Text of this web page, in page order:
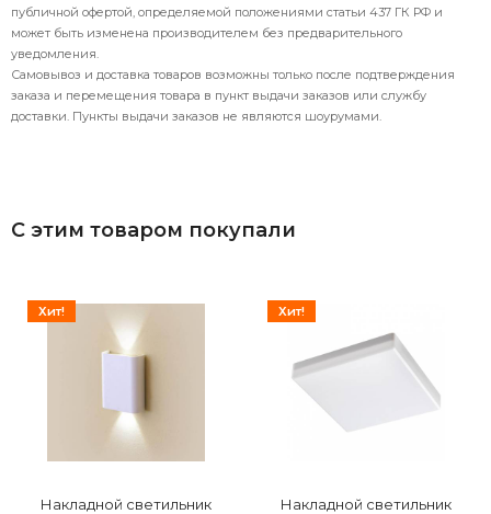
публичной офертой, определяемой положениями статьи 437 ГК РФ и
может быть изменена производителем без предварительного
уведомления.
Самовывоз и доставка товаров возможны только после подтверждения
заказа и перемещения товара в пункт выдачи заказов или службу
доставки. Пункты выдачи заказов не являются шоурумами.
С этим товаром покупали
Хит!
Накладной светильник
Хит!
Накладной светильник